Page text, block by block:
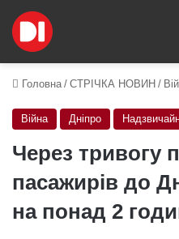
Головна / СТРІЧКА НОВИН /
Війна Дніпро
Через тривогу
пасажирів до
на понад 2